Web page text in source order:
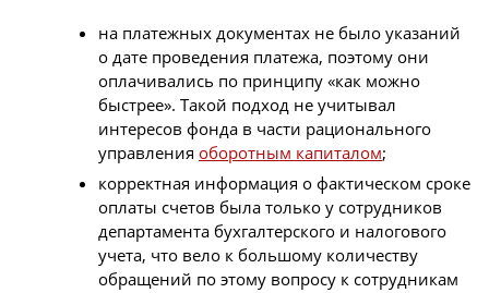
на платежных документах не было указаний
о дате проведения платежа, поэтому они
оплачивались по принципу «как можно
быстрее». Такой подход не учитывал
интересов фонда в части рационального
управления оборотным капиталом;
корректная информация о фактическом сроке
оплаты счетов была только у сотрудников
департамента бухгалтерского и налогового
учета, что вело к большому количеству
обращений по этому вопросу к сотрудникам